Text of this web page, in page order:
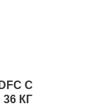
C
КГ